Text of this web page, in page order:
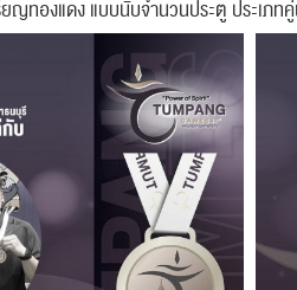
ญทองแดง แบบนับจำนวนประตู ประเภท